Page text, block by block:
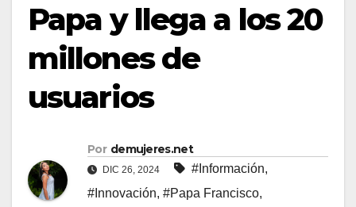
Papa y llega a los 20
millones de
usuarios
Por demujeres.net
DIC 26, 2024 #Información,
#Innovación, #Papa Francisco,